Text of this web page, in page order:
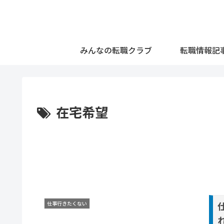
みんなの転職クラブ 転職情報記
在宅希望
仕事行きたくない